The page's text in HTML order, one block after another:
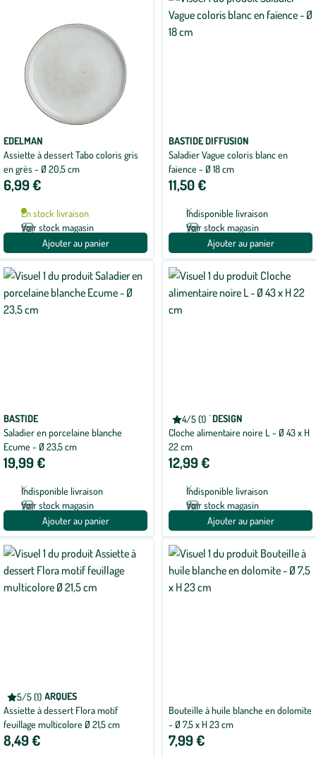
EDELMAN
Assiette à dessert Tabo coloris gris
en grès - Ø 20,5 cm
6,99 €
En stock livraison
Voir stock magasin
Ajouter au panier
BASTIDE DIFFUSION
Saladier Vague coloris blanc en
faïence - Ø 18 cm
11,50 €
Indisponible livraison
Voir stock magasin
Ajouter au panier
BASTIDE
Saladier en porcelaine blanche
Ecume - Ø 23,5 cm
19,99 €
Indisponible livraison
Voir stock magasin
Ajouter au panier
4/5 (1)
Note
moyenne
de
4
sur
ESSCHERT DESIGN
Cloche alimentaire noire L - Ø 43 x H
22 cm
12,99 €
Indisponible livraison
Voir stock magasin
Ajouter au panier
5/5 (1)
Note
moyenne
de
5
sur
5
AUTRES MARQUES
Assiette à dessert Flora motif
feuillage multicolore Ø 21,5 cm
8,49 €
Bouteille à huile blanche en dolomite
- Ø 7,5 x H 23 cm
7,99 €